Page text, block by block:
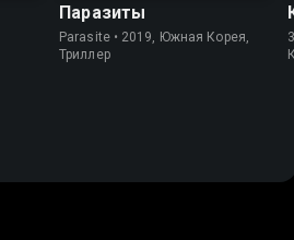
Паразиты
Parasite • 2019, Южная Корея,
Триллер